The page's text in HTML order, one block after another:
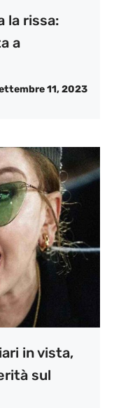
la rissa:
a
11, 2023
in vista,
sul